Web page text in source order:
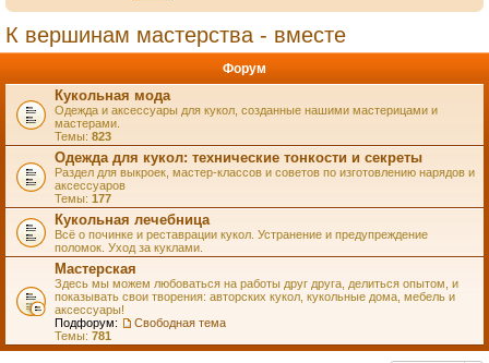
К вершинам мастерства - вместе
Форум
Кукольная мода
Одежда и аксессуары для кукол, созданные нашими мастерицами и
мастерами.
Темы: 823
Одежда для кукол: технические тонкости и секреты
Раздел для выкроек, мастер-классов и советов по изготовлению нарядов и
аксессуаров
Темы: 177
Кукольная лечебница
Всё о починке и реставрации кукол. Устранение и предупреждение
поломок. Уход за куклами.
Мастерская
Здесь мы можем любоваться на работы друг друга, делиться опытом, и
показывать свои творения: авторских кукол, кукольные дома, мебель и
аксессуары!
Подфорум:
Свободная тема
Темы: 781